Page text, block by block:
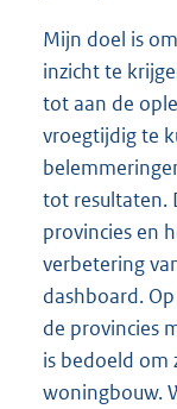
Mijn doel is
inzicht te
tot aan de
vroegtijdig te
tot resultaten.
provincies en
verbetering
dashboard.
de provincies
is bedoeld om
woningbouw.